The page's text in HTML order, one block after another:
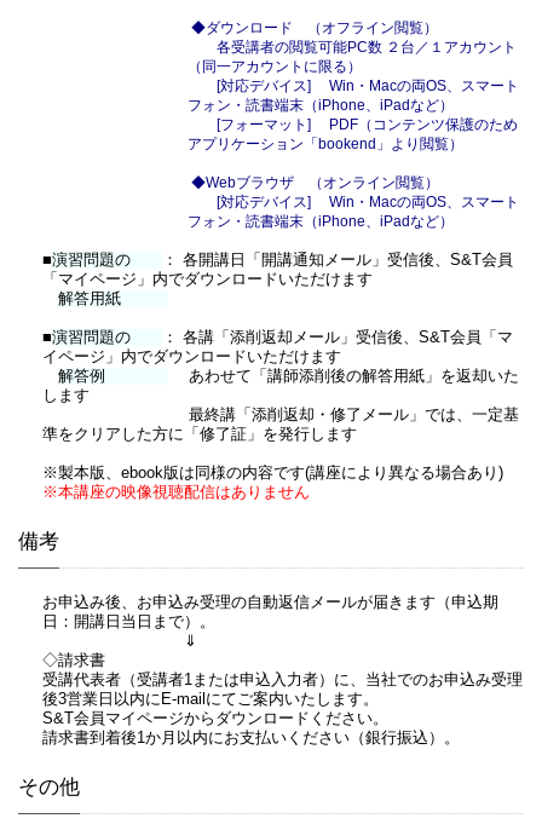
◆ダウンロード （オフライン閲覧）
各受講者の閲覧可能PC数 ２台／１アカウント
（同一アカウントに限る）
[対応デバイス] Win・Macの両OS、スマート
フォン・読書端末（iPhone、iPadなど）
[フォーマット] PDF（コンテンツ保護のため
アプリケーション「bookend」より閲覧）
◆Webブラウザ （オンライン閲覧）
[対応デバイス] Win・Macの両OS、スマート
フォン・読書端末（iPhone、iPadなど）
■演習問題の
： 各開講日「開講通知メール」受信後、S&T会員
「マイページ」内でダウンロードいただけます
解答用紙
■演習問題の
： 各講「添削返却メール」受信後、S&T会員「マ
イページ」内でダウンロードいただけます
解答例
あわせて「講師添削後の解答用紙」を返却いた
します
最終講「添削返却・修了メール」では、一定基
準をクリアした方に「修了証」を発行します
※製本版、ebook版は同様の内容です(講座により異なる場合あり)
※本講座の映像視聴配信はありません
備考
お申込み後、お申込み受理の自動返信メールが届きます（申込期
日：開講日当日まで）。
⇓
◇請求書
受講代表者（受講者1または申込入力者）に、当社でのお申込み受理
後3営業日以内にE-mailにてご案内いたします。
S&T会員マイページからダウンロードください。
請求書到着後1か月以内にお支払いください（銀行振込）。
その他